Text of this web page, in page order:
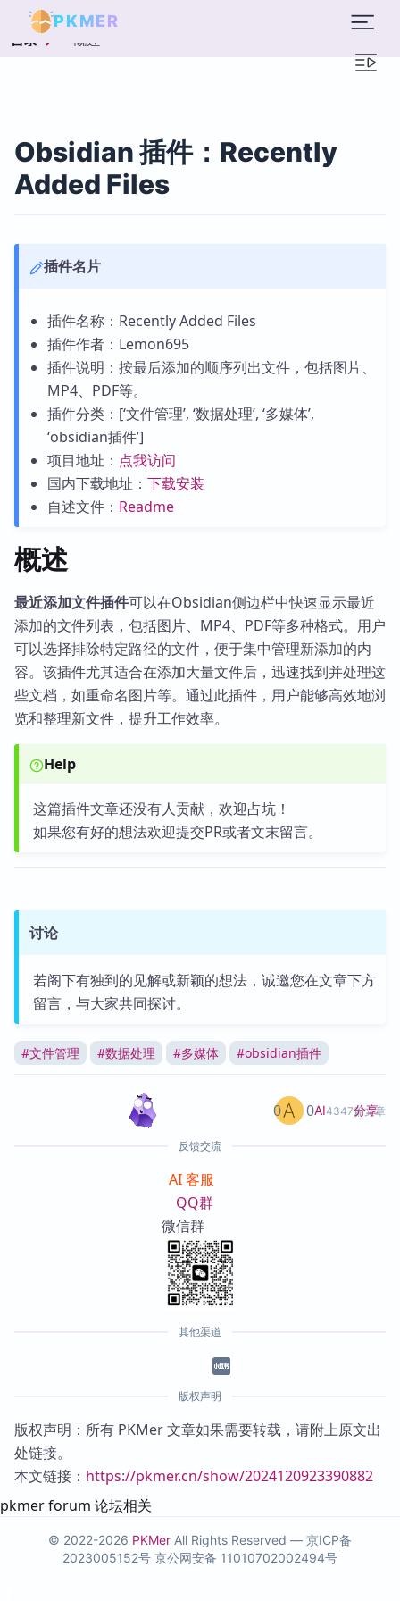
PKMER
目录 概述
Obsidian 插件：Recently
Added Files
插件名片
插件名称：Recently Added Files
插件作者：Lemon695
插件说明：按最后添加的顺序列出文件，包括图片、
MP4、PDF等。
插件分类：[‘文件管理’, ‘数据处理’, ‘多媒体’,
‘obsidian插件’]
项目地址： 点我访问
国内下载地址： 下载安装
自述文件： Readme
概述
最近添加文件插件可以在Obsidian侧边栏中快速显示最近
添加的文件列表，包括图片、MP4、PDF等多种格式。用户
可以选择排除特定路径的文件，便于集中管理新添加的内
容。该插件尤其适合在添加大量文件后，迅速找到并处理这
些文档，如重命名图片等。通过此插件，用户能够高效地浏
览和整理新文件，提升工作效率。
Help
这篇插件文章还没有人贡献，欢迎占坑！
如果您有好的想法欢迎提交PR或者文末留言。
讨论
若阁下有独到的见解或新颖的想法，诚邀您在文章下方
留言，与大家共同探讨。
#文件管理 #数据处理 #多媒体 #obsidian插件
AI4347篇文章
0 0 分享
反馈交流
AI 客服
QQ群
微信群
其他渠道
版权声明
版权声明：所有 PKMer 文章如果需要转载，请附上原文出
处链接。
本文链接： https://pkmer.cn/show/2024120923390882
pkmer forum 论坛相关
© 2022-2026 PKMer All Rights Reserved — 京ICP备
2023005152号 京公网安备 11010702002494号